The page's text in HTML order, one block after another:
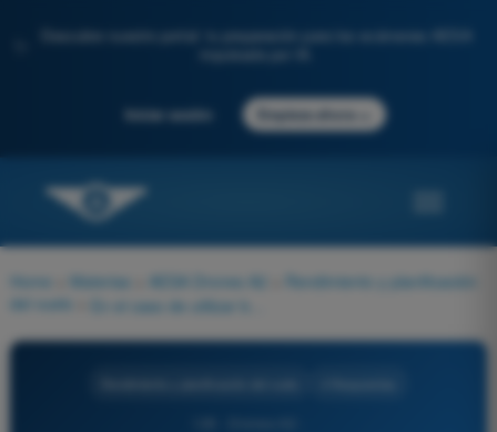
Descubre nuestro portal: tu preparación para los exámenes AESA
Iniciar sesión Empieza ahora
Home Materias AESA Drones A2
Rendimiento y planificación
del vuelo